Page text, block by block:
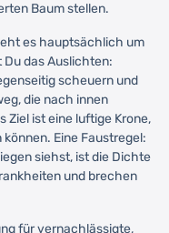
Baum stellen.
es hauptsächlich um
das Auslichten:
scheuern und
die nach innen
Ziel ist eine luftige Krone,
Eine Faustregel:
siehst, ist die Dichte
und brechen
für vernachlässigte,